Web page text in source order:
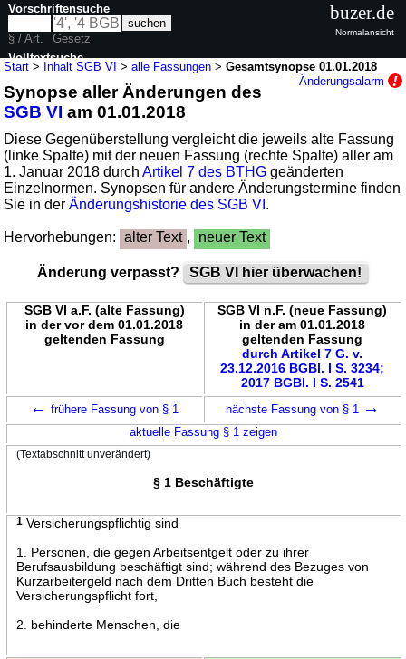
Start > Inhalt SGB VI >alle Fassungen >Gesamtsynopse 01.01.2018
Änderungsalarm
Synopse aller Änderungen des
SGB VI am 01.01.2018
Diese Gegenüberstellung vergleicht die jeweils alte Fassung
(linke Spalte) mit der neuen Fassung (rechte Spalte) aller am
1. Januar 2018 durchArtikel 7 des BTHG geänderten
Einzelnormen. Synopsen für andere Änderungstermine finden
Sie in derÄnderungshistorie des SGB VI .
Hervorhebungen: alter Text , neuer Text
Änderung verpasst? SGB VI hier überwachen!
SGB VI a.F. (alte Fassung)
in der vor dem 01.01.2018
geltenden Fassung
SGB VI n.F. (neue Fassung)
in der am 01.01.2018
geltenden Fassung
durch Artikel 7 G. v.
23.12.2016 BGBl. I S. 3234;
2017 BGBl. I S. 2541
← frühere Fassung von § 1 nächste Fassung von § 1 →
aktuelle Fassung § 1 zeigen
(Textabschnitt unverändert)
§ 1 Beschäftigte
1Versicherungspflichtig sind
1. Personen, die gegen Arbeitsentgelt oder zu ihrer
Berufsausbildung beschäftigt sind; während des Bezuges von
Kurzarbeitergeld nach dem Dritten Buch besteht die
Versicherungspflicht fort,
2. behinderte Menschen, die
Vorschriftensuche
§ / Art.
Gesetz
Volltextsuche
nur in SGB VI
buzer.de
Normalansicht